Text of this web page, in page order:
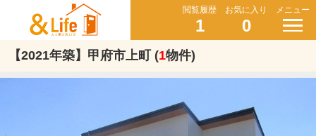
閲覧履歴
1
お気に入り
0
メニュー
【2021年築】甲府市上町 (1物件)